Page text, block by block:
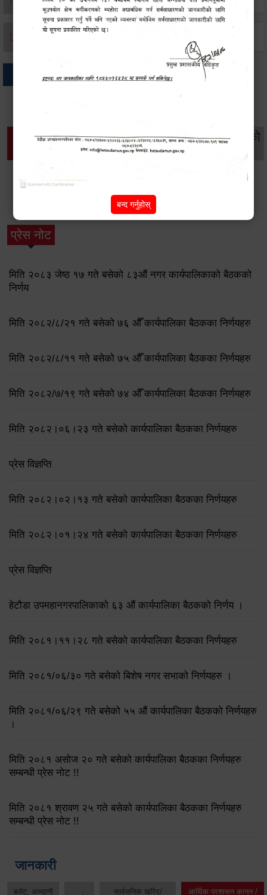
जन्म दर्ता
थप विवरणहरु
सामाजिक सुरक्षा तथा
व्यक्तिगत घटना दर्ता
महिला
विकास
वातावरण
सूचनाको
प्रेस नोट
मिति २०८३ जेष्ठ १७ गते बसेको ८३औं नगर कार्यपालिकाको बैठकको
निर्णय
मिति २०८२/८/२१ गते बसेको ७६ औँ कार्यपालिका बैठकका निर्णयहरु
मिति २०८२/८/११ गते बसेको ७५ औँ कार्यपालिका बैठकका निर्णयहरु
मिति २०८२/७/१९ गते बसेको ७४ औँ कार्यपालिका बैठकका निर्णयहरु
मिति २०८२।०६।२३ गते बसेको कार्यपालिका बैठकका निर्णयहरु
प्रेस विज्ञप्ति
मिति २०८२।०२।१३ गते बसेको कार्यपालिका बैठकका निर्णयहरु
मिति २०८२।०१।२४ गते बसेको कार्यपालिका बैठकका निर्णयहरु
प्रेस विज्ञप्ति
हेटौडा उपमहानगरपालिकाको ६३ औं कार्यपालिका बैठकको निर्णय ।
मिति २०८१।११।२८ गते बसेको कार्यपालिका बैठकका निर्णयहरु
मिति २०८१/०६/३० गते बसेको बिशेष नगर सभाको निर्णयहरु ।
मिति २०८१/०६/२९ गते बसेको ५५ औं कार्यपालिका बैठकको निर्णयहरु
।
मिति २०८१ असोज २० गते बसेको कार्यपालिका बैठकका निर्णयहरु
सम्बन्धी प्रेस नोट !!
मिति २०८१ श्रावण २५ गते बसेको कार्यपालिका बैठकका निर्णयहरु
सम्बन्धी प्रेस नोट !!
जानकारी
बजेट, आम्दानी सार्वजनिक खरिद/ आर्थिक प्रशासन कानुन /
बन्द गर्नुहोस्